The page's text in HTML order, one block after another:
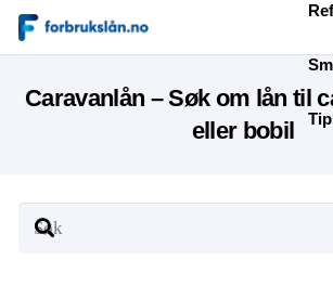
Caravanlån – Søk om lån til
eller bobil